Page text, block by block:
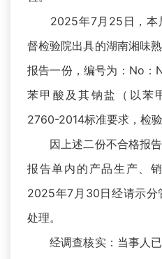
2025年7月25日，本
督检验院出具的湖南湘味
报告一份，编号为：No
苯甲酸及其钠盐（以苯
2760-2014标准要求，检验
因上述二份不合格报告
报告单内的产品生产、
2025年7月30日经请示分
处理。
经调查核实：当事人已